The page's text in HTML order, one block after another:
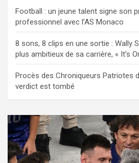
Football : un jeune talent signe son
professionnel avec l’AS Monaco
8 sons, 8 clips en une sortie : Wally
plus ambitieux de sa carrière, « It’s
Procès des Chroniqueurs Patriotes
verdict est tombé